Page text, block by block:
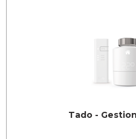
Tado -